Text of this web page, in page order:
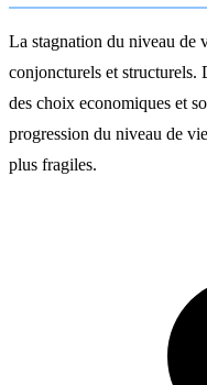
La stagnation du niveau de
conjoncturels et structurels.
des choix economiques et
progression du niveau de
plus fragiles.